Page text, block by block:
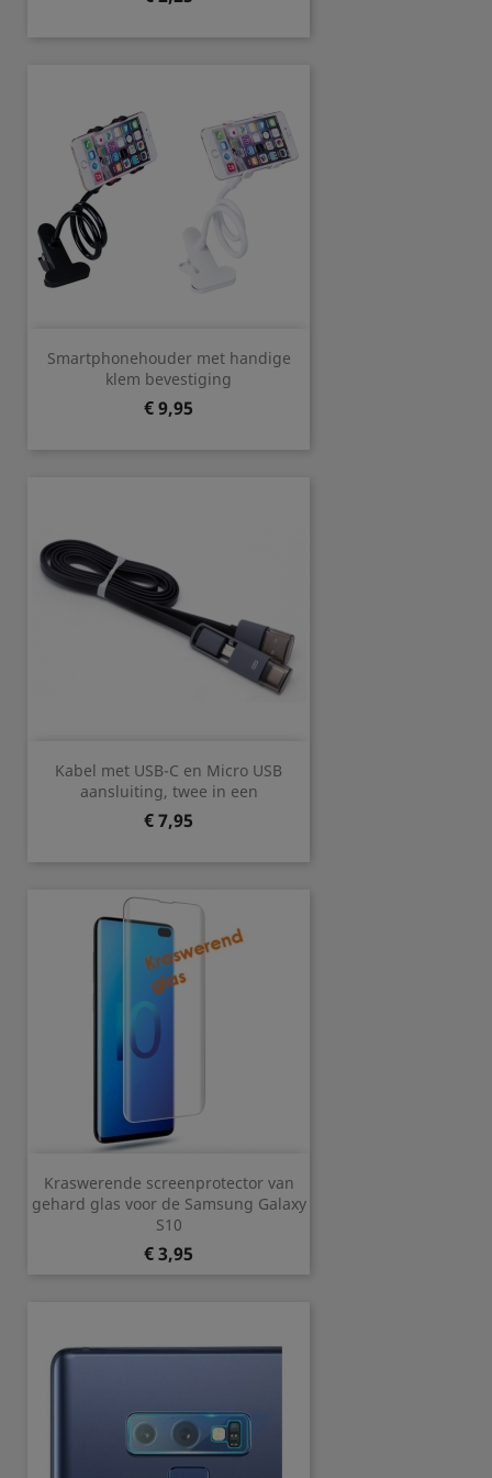
Smartphonehouder met handige
klem bevestiging
Prijs
€ 9,95
Kabel met USB-C en Micro USB
aansluiting, twee in een
Prijs
€ 7,95
Kraswerende screenprotector van
gehard glas voor de Samsung Galaxy
S10
Prijs
€ 3,95